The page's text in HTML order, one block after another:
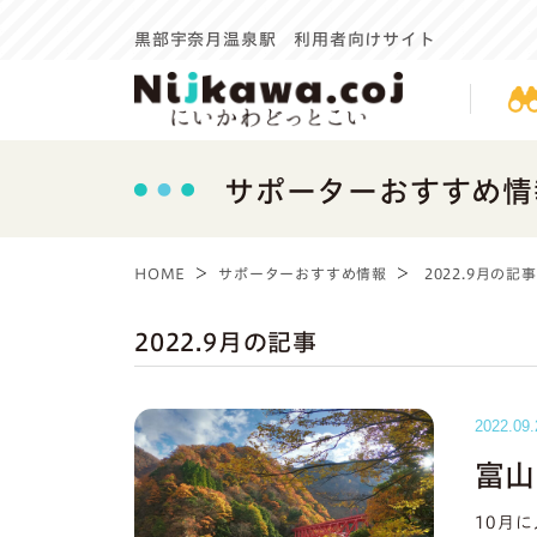
黒部宇奈月温泉駅 利用者向けサイト
サポーターおすすめ
HOME サポーターおすすめ情報 2022.9月 の記事
2022.9月 の記事
富
10月に